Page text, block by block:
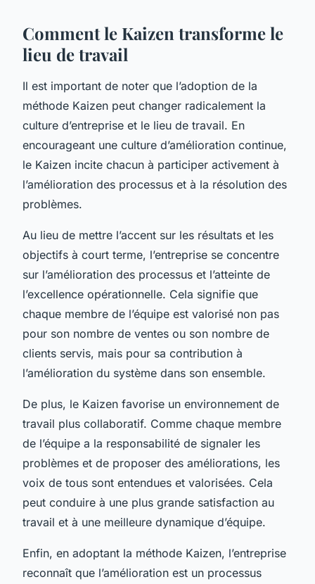
Comment le Kaizen transforme le
lieu de travail
Il est important de noter que l’adoption de la
méthode Kaizen peut changer radicalement la
culture d’entreprise et le lieu de travail. En
encourageant une culture d’amélioration continue,
le Kaizen incite chacun à participer activement à
l’amélioration des processus et à la résolution des
problèmes.
Au lieu de mettre l’accent sur les résultats et les
objectifs à court terme, l’entreprise se concentre
sur l’amélioration des processus et l’atteinte de
l’excellence opérationnelle. Cela signifie que
chaque membre de l’équipe est valorisé non pas
pour son nombre de ventes ou son nombre de
clients servis, mais pour sa contribution à
l’amélioration du système dans son ensemble.
De plus, le Kaizen favorise un environnement de
travail plus collaboratif. Comme chaque membre
de l’équipe a la responsabilité de signaler les
problèmes et de proposer des améliorations, les
voix de tous sont entendues et valorisées. Cela
peut conduire à une plus grande satisfaction au
travail et à une meilleure dynamique d’équipe.
Enfin, en adoptant la méthode Kaizen, l’entreprise
reconnaît que l’amélioration est un processus